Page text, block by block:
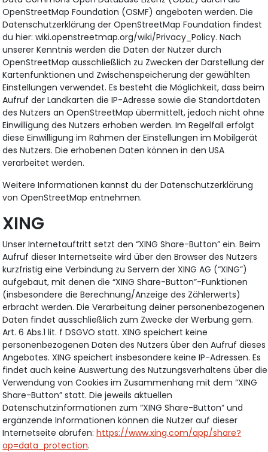
OpenStreetMap Foundation (OSMF) angeboten werden. Die
Datenschutzerklärung der OpenStreetMap Foundation findest
du hier: wiki.openstreetmap.org/wiki/Privacy_Policy. Nach
unserer Kenntnis werden die Daten der Nutzer durch
OpenStreetMap ausschließlich zu Zwecken der Darstellung der
Kartenfunktionen und Zwischenspeicherung der gewählten
Einstellungen verwendet. Es besteht die Möglichkeit, dass beim
Aufruf der Landkarten die IP-Adresse sowie die Standortdaten
des Nutzers an OpenStreetMap übermittelt, jedoch nicht ohne
Einwilligung des Nutzers erhoben werden. Im Regelfall erfolgt
diese Einwilligung im Rahmen der Einstellungen im Mobilgerät
des Nutzers. Die erhobenen Daten können in den USA
verarbeitet werden.
Weitere Informationen kannst du der Datenschutzerklärung
von OpenStreetMap entnehmen.
XING
Unser Internetauftritt setzt den “XING Share-Button” ein. Beim
Aufruf dieser Internetseite wird über den Browser des Nutzers
kurzfristig eine Verbindung zu Servern der XING AG (“XING”)
aufgebaut, mit denen die “XING Share-Button”-Funktionen
(insbesondere die Berechnung/Anzeige des Zählerwerts)
erbracht werden. Die Verarbeitung deiner personenbezogenen
Daten findet ausschließlich zum Zwecke der Werbung gem.
Art. 6 Abs.1 lit. f DSGVO statt. XING speichert keine
personenbezogenen Daten des Nutzers über den Aufruf dieses
Angebotes. XING speichert insbesondere keine IP-Adressen. Es
findet auch keine Auswertung des Nutzungsverhaltens über die
Verwendung von Cookies im Zusammenhang mit dem “XING
Share-Button” statt. Die jeweils aktuellen
Datenschutzinformationen zum “XING Share-Button” und
ergänzende Informationen können die Nutzer auf dieser
Internetseite abrufen:https://www.xing.com/app/share?
op=data_protection.